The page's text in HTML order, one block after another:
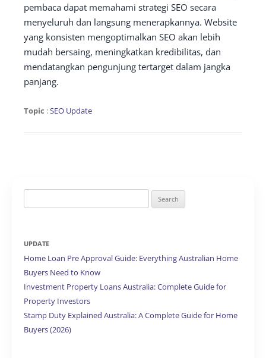
pembaca dapat memahami strategi SEO secara
menyeluruh dan langsung menerapkannya. Website
yang konsisten mengoptimalkan SEO akan lebih
mudah bersaing, meningkatkan kredibilitas, dan
mendatangkan pengunjung tertarget dalam jangka
panjang.
Topic :SEO Update
for:
UPDATE
Home Loan Pre Approval Guide: Everything Australian Home
Buyers Need to Know
Investment Property Loans Australia: Complete Guide for
Property Investors
Stamp Duty Explained Australia: A Complete Guide for Home
Buyers (2026)